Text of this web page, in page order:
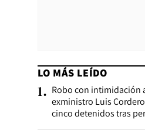
LO MÁS LEÍDO
1. Robo con intimidación
exministro Luis
cinco detenidos tras